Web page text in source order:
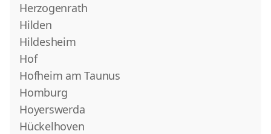
Herzogenrath
Hilden
Hildesheim
Hof
Hofheim am Taunus
Homburg
Hoyerswerda
Hückelhoven